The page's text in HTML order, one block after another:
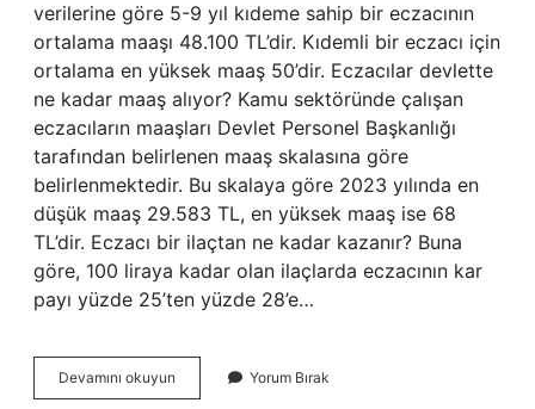
verilerine göre 5-9 yıl kıdeme sahip bir eczacının
ortalama maaşı 48.100 TL’dir. Kıdemli bir eczacı için
ortalama en yüksek maaş 50’dir. Eczacılar devlette
ne kadar maaş alıyor? Kamu sektöründe çalışan
eczacıların maaşları Devlet Personel Başkanlığı
tarafından belirlenen maaş skalasına göre
belirlenmektedir. Bu skalaya göre 2023 yılında en
düşük maaş 29.583 TL, en yüksek maaş ise 68
TL’dir. Eczacı bir ilaçtan ne kadar kazanır? Buna
göre, 100 liraya kadar olan ilaçlarda eczacının kar
payı yüzde 25’ten yüzde 28’e…
Devamını okuyun
Eczacı
Yorum Bırak